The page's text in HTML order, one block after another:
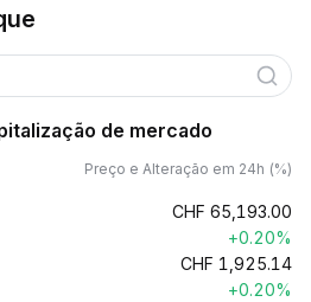
de mercado
Preço e Alteração em 24h (%)
CHF 65,193.00
+0.20%
CHF 1,925.14
+0.20%